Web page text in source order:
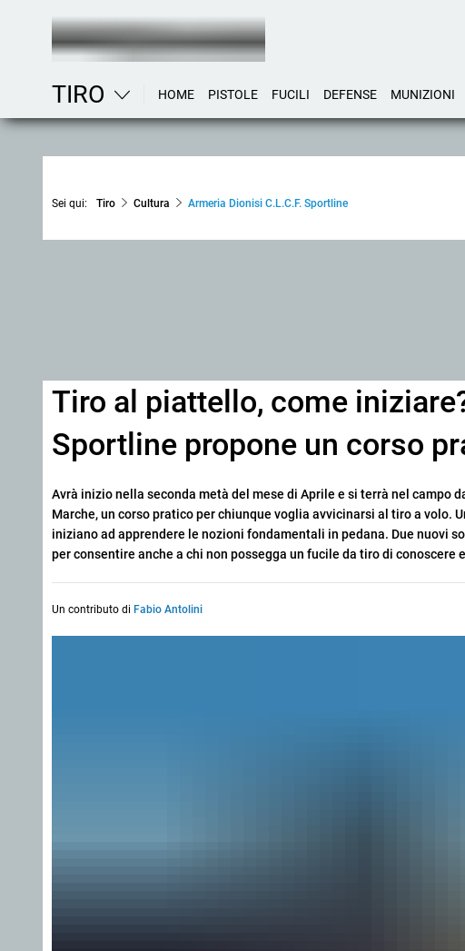
TIRO HOME PISTOLE FUCILI DEFENSE MUNIZIONI
Sei qui: Tiro Cultura Armeria Dionisi C.L.C.F. Sportline
Tiro al piattello, come
Sportline propone un corso
Avrà inizio nella seconda metà del mese di Aprile e si terrà nel campo
Marche, un corso pratico per chiunque voglia avvicinarsi al tiro a
iniziano ad apprendere le nozioni fondamentali in pedana. Due nuovi
per consentire anche a chi non possegga un fucile da tiro di conoscere
Un contributo di Fabio Antolini